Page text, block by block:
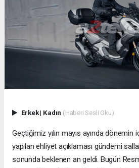
Erkek| Kadın (Haberi Sesli Oku)
Geçtiğimiz yılın mayıs ayında dönemin
yapılan ehliyet açıklaması gündemi
sonunda beklenen an geldi. Bugün